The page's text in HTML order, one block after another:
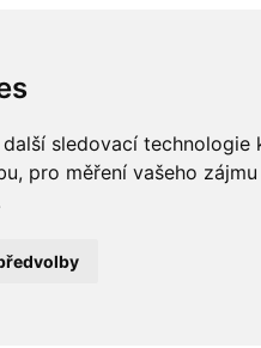
sledovací
, pro měření vašeho